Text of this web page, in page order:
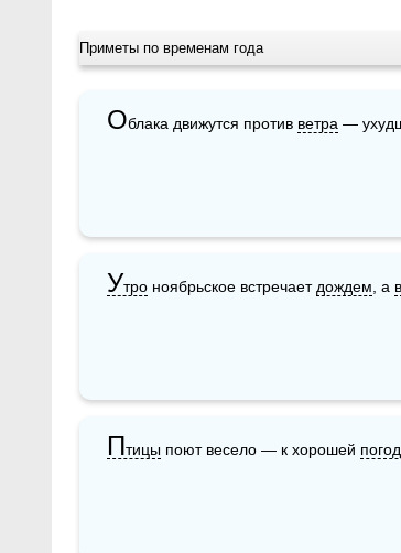
Приметы по временам года
Облака движутся против ветра —
Утро ноябрьское встречает дождем , а
Птицы поют весело — к хорошей